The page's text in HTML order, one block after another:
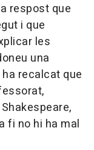
respost que
i que
les
una
recalcat que
fi no hi ha mal